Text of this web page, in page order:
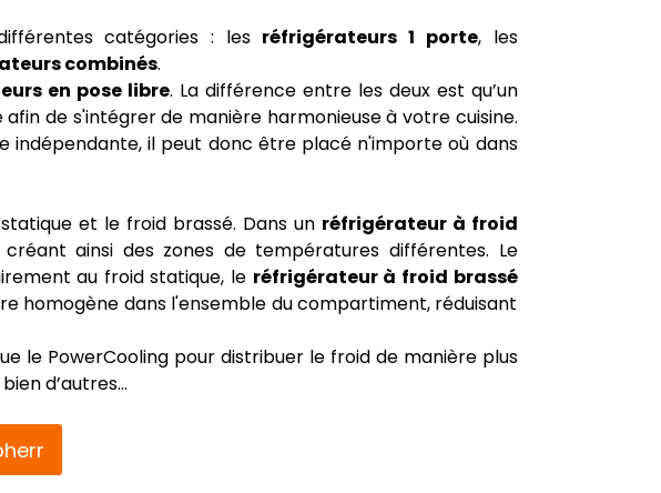
catégories : les réfrigérateurs 1 porte, les
combinés.
en pose libre. La différence entre les deux est qu’un
de s'intégrer de manière harmonieuse à votre cuisine.
indépendante, il peut donc être placé n'importe où dans
et le froid brassé. Dans un réfrigérateur à froid
ainsi des zones de températures différentes. Le
au froid statique, le réfrigérateur à froid brassé
homogène dans l'ensemble du compartiment, réduisant
le PowerCooling pour distribuer le froid de manière plus
d’autres…